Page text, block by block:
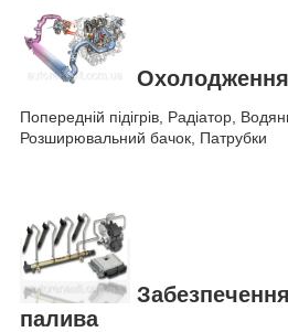
Попередній підігрів, Радіатор,
Розширювальний бачок, Патрубки
палива